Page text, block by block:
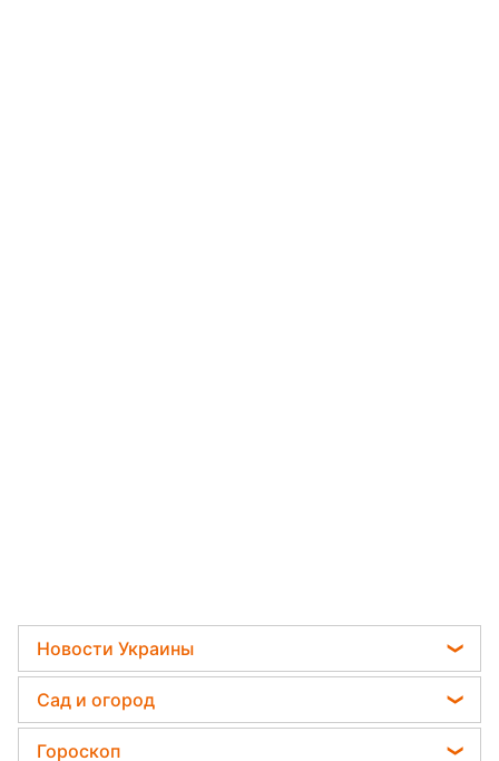
Новости Украины
Мобилизация
Политика
Сад и огород
Садовод назвал самое эффективное средство
Гороскоп